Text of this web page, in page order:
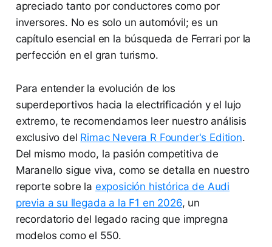
apreciado tanto por conductores como por
inversores. No es solo un automóvil; es un
capítulo esencial en la búsqueda de Ferrari por la
perfección en el gran turismo.
Para entender la evolución de los
superdeportivos hacia la electrificación y el lujo
extremo, te recomendamos leer nuestro análisis
exclusivo del Rimac Nevera R Founder's Edition.
Del mismo modo, la pasión competitiva de
Maranello sigue viva, como se detalla en nuestro
reporte sobre la exposición histórica de Audi
previa a su llegada a la F1 en 2026, un
recordatorio del legado racing que impregna
modelos como el 550.